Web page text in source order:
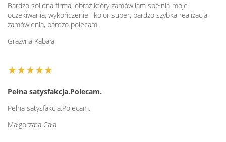
Bardzo solidna firma, obraz który zamówiłam spełnia moje
oczekiwania, wykończenie i kolor super, bardzo szybka realizacja
zamówienia, bardzo polecam.
Grażyna Kabała
★★★★★
Pełna satysfakcja.Polecam.
Pełna satysfakcja.Polecam.
Małgorzata Cała